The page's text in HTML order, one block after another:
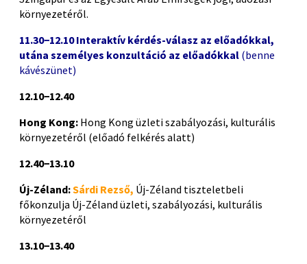
környezetéről.
11.30−12.10 Interaktív kérdés-válasz az előadókkal,
utána személyes konzultáció az előadókkal (benne
kávészünet)
12.10−12.40
Hong Kong: Hong Kong üzleti szabályozási, kulturális
környezetéről (előadó felkérés alatt)
12.40−13.10
Új-Zéland:Sárdi Rezső, Új-Zéland tiszteletbeli
főkonzulja Új-Zéland üzleti, szabályozási, kulturális
környezetéről
13.10−13.40